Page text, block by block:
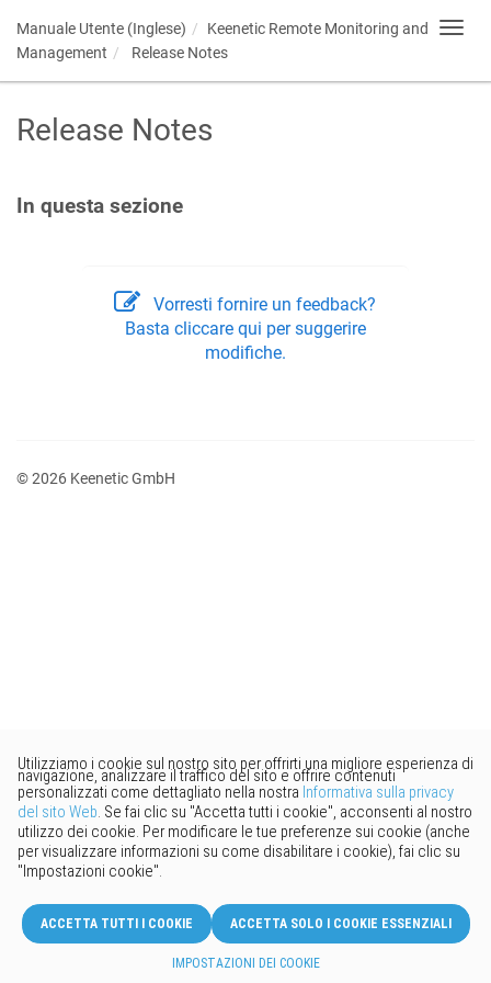
Manuale Utente (Inglese) Keenetic Remote Monitoring and
Management
Release Notes
Release Notes
In questa sezione
Vorresti fornire un feedback?
Basta cliccare qui per suggerire
modifiche.
© 2026 Keenetic GmbH